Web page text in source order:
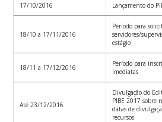
17/10/2016 Lançamento do
18/10 a 17/11/2016
Período para
servidores/
estágio
18/11 a 17/12/2016
Período para
imediatas
Até 23/12/2016
Divulgação do
PIBE 2017 sobre
datas de
recursos